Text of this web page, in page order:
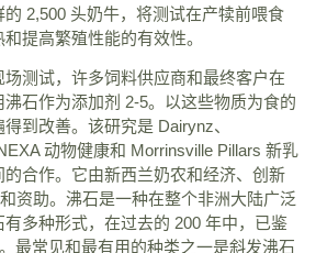
2,500 头奶牛，将测试在产犊前喂食
提高繁殖性能的有效性。
测试，许多饲料供应商和最终客户在
石作为添加剂 2-5。以这些物质为食的
到改善。该研究是 Dairynz、
动物健康和 Morrinsville Pillars 新乳
合作。它由新西兰奶农和经济、创新
资助。沸石是一种在整个非洲大陆广泛
多种形式，在过去的 200 年中，已鉴
最常见和最有用的种类之一是斜发沸石